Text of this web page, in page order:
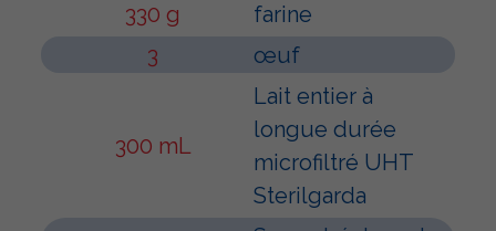
330 g
farine
3
œuf
300 mL
Lait entier à
longue durée
microfiltré UHT
Sterilgarda